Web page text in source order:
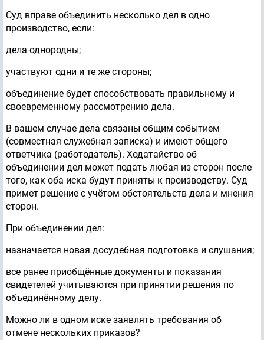
Суд вправе объединить несколько дел в одно
производство, если:
дела однородны;
участвуют одни и те же стороны;
объединение будет способствовать правильному и
своевременному рассмотрению дела.
В вашем случае дела связаны общим событием
(совместная служебная записка) и имеют общего
ответчика (работодатель). Ходатайство об
объединении дел может подать любая из сторон после
того, как оба иска будут приняты к производству. Суд
примет решение с учётом обстоятельств дела и мнения
сторон.
При объединении дел:
назначается новая досудебная подготовка и слушания;
все ранее приобщённые документы и показания
свидетелей учитываются при принятии решения по
объединённому делу.
Можно ли в одном иске заявлять требования об
отмене нескольких приказов?